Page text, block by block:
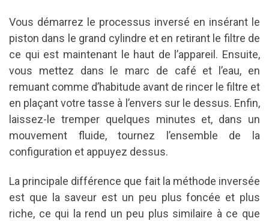
Vous démarrez le processus inversé en insérant le
piston dans le grand cylindre et en retirant le filtre de
ce qui est maintenant le haut de l’appareil. Ensuite,
vous mettez dans le marc de café et l’eau, en
remuant comme d’habitude avant de rincer le filtre et
en plaçant votre tasse à l’envers sur le dessus. Enfin,
laissez-le tremper quelques minutes et, dans un
mouvement fluide, tournez l’ensemble de la
configuration et appuyez dessus.
La principale différence que fait la méthode inversée
est que la saveur est un peu plus foncée et plus
riche, ce qui la rend un peu plus similaire à ce que